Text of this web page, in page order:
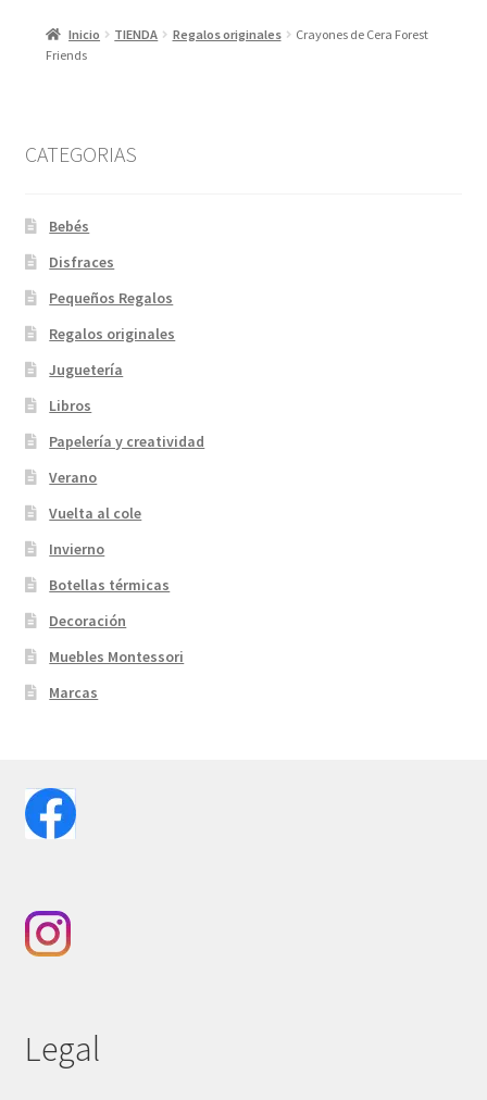
Inicio TIENDA Regalos originales
Crayones de Cera Forest
Friends
CATEGORIAS
Bebés
Disfraces
Pequeños Regalos
Regalos originales
Juguetería
Libros
Papelería y creatividad
Verano
Vuelta al cole
Invierno
Botellas térmicas
Decoración
Muebles Montessori
Marcas
Legal